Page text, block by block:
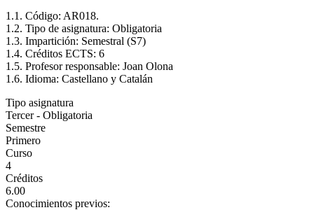
1.1. Código: AR018.
1.2. Tipo de asignatura: Obligatoria
1.3. Impartición: Semestral (S7)
1.4. Créditos ECTS: 6
1.5. Profesor responsable: Joan Olona
1.6. Idioma: Castellano y Catalán
Tipo asignatura
Tercer - Obligatoria
Semestre
Primero
Curso
4
Créditos
6.00
Conocimientos previos: